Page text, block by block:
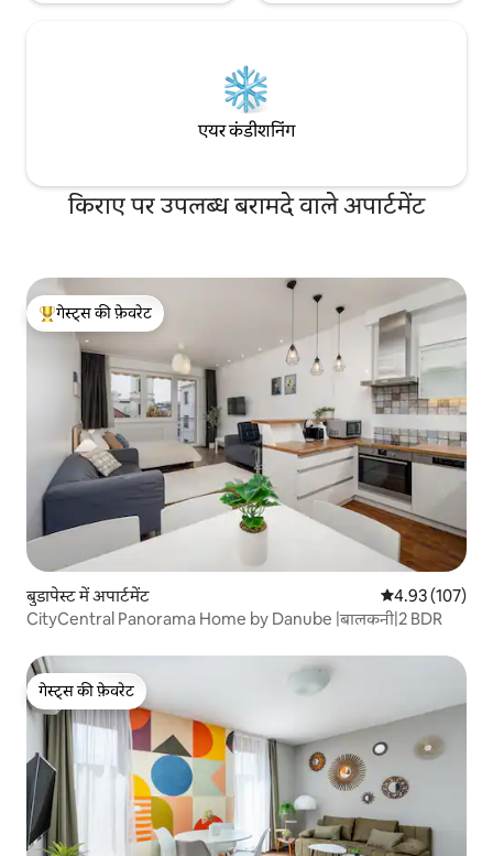
एयर कंडीशनिंग
किराए पर उपलब्ध बरामदे वाले अपार्टमेंट
गेस्ट्स का टॉप फ़ेवरेट
गेस्ट्स की फ़ेवरेट
बुडापेस्ट में अपार्टमेंट औसत रेटिंग 5 में से
4.93 (107)
CityCentral Panorama Home by Danube |बालकनी|2 BDR
गेस्ट्स की फ़ेवरेट
गेस्ट्स की फ़ेवरेट